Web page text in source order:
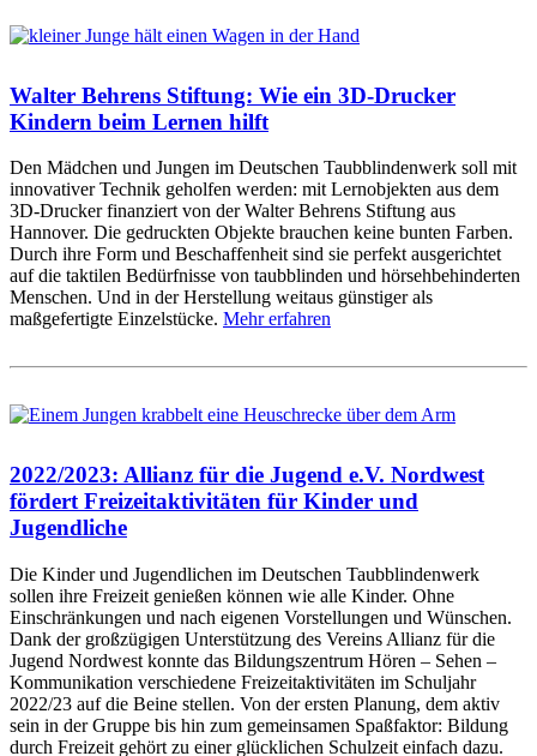
Walter Behrens Stiftung: Wie ein 3D-Drucker
Kindern beim Lernen hilft
Den Mädchen und Jungen im Deutschen Taubblindenwerk soll mit
innovativer Technik geholfen werden: mit Lernobjekten aus dem
3D-Drucker finanziert von der Walter Behrens Stiftung aus
Hannover. Die gedruckten Objekte brauchen keine bunten Farben.
Durch ihre Form und Beschaffenheit sind sie perfekt ausgerichtet
auf die taktilen Bedürfnisse von taubblinden und hörsehbehinderten
Menschen. Und in der Herstellung weitaus günstiger als
maßgefertigte Einzelstücke. Mehr erfahren
2022/2023: Allianz für die Jugend e.V. Nordwest
fördert Freizeitaktivitäten für Kinder und
Jugendliche
Die Kinder und Jugendlichen im Deutschen Taubblindenwerk
sollen ihre Freizeit genießen können wie alle Kinder. Ohne
Einschränkungen und nach eigenen Vorstellungen und Wünschen.
Dank der großzügigen Unterstützung des Vereins Allianz für die
Jugend Nordwest konnte das Bildungszentrum Hören – Sehen –
Kommunikation verschiedene Freizeitaktivitäten im Schuljahr
2022/23 auf die Beine stellen. Von der ersten Planung, dem aktiv
sein in der Gruppe bis hin zum gemeinsamen Spaßfaktor: Bildung
durch Freizeit gehört zu einer glücklichen Schulzeit einfach dazu.